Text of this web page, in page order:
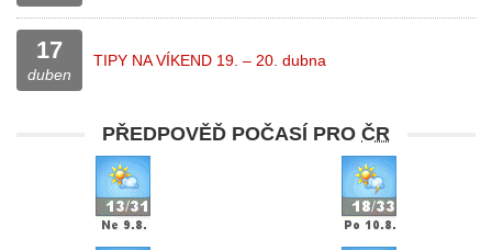
17
duben
TIPY NA VÍKEND 19. – 20. dubna
PŘEDPOVĚĎ POČASÍ PRO ČR